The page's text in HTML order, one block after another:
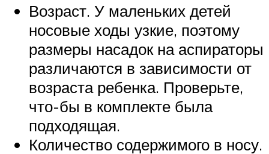
Возраст. У маленьких детей
носовые ходы узкие, поэтому
размеры насадок на аспираторы
различаются в зависимости от
возраста ребенка. Проверьте,
что-бы в комплекте была
подходящая.
Количество содержимого в носу.